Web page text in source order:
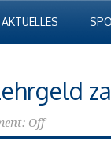
AKTUELLES
Off